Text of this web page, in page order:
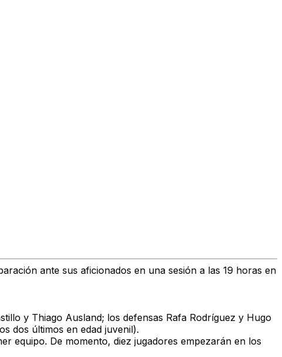
ante sus aficionados en una sesión a las 19 horas en
y Thiago Ausland; los defensas Rafa Rodríguez y Hugo
dos últimos en edad juvenil).
equipo. De momento, diez jugadores empezarán en los